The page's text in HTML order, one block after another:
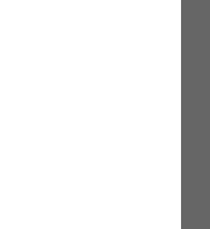
ンロードができま